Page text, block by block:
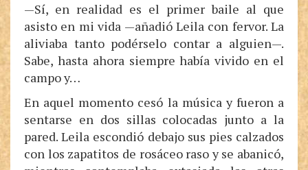
—Sí, en realidad es el primer baile al que
asisto en mi vida —añadió Leila con fervor. La
aliviaba tanto podérselo contar a alguien—.
Sabe, hasta ahora siempre había vivido en el
campo y…
En aquel momento cesó la música y fueron a
sentarse en dos sillas colocadas junto a la
pared. Leila escondió debajo sus pies calzados
con los zapatitos de rosáceo raso y se abanicó,